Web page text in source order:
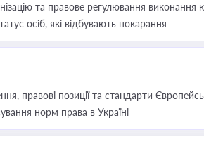
та правове регулювання виконання
осіб, які відбувають покарання
правові позиції та стандарти
норм права в Україні